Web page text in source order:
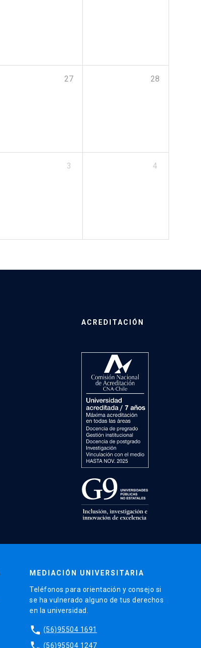
27 28
3 4
ACREDITACIÓN
MEDIACIÓN UNIVERSITARIA
Teléfonos para orientación y consejo si
se ha vulnerado alguno de tus derechos
en la universidad.
phone (56)95504 1691
(56)95504 1247